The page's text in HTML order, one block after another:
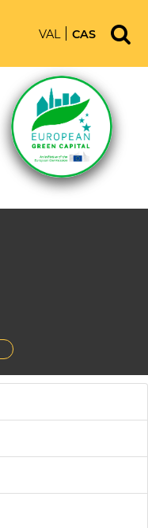
VAL CAS